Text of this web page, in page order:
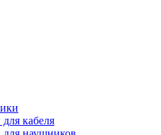
кабеля